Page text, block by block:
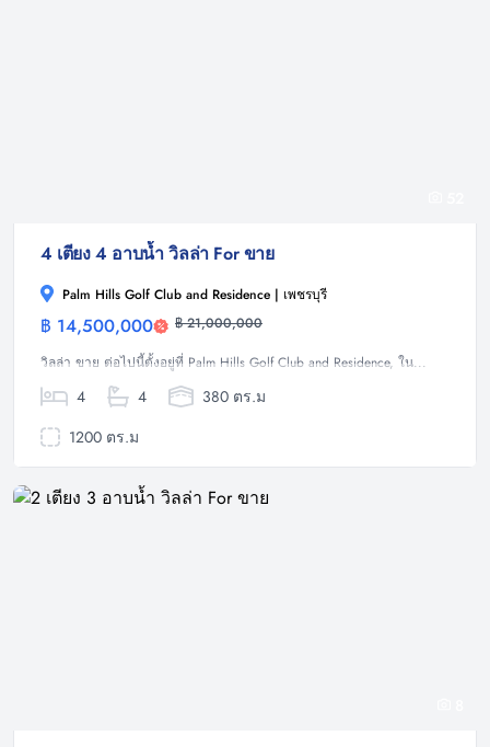
4 เตียง 4 อาบน้ำ วิลล่า For ขาย
Palm Hills Golf Club and Residence | เพชรบุรี
฿ 14,500,000 ฿ 21,000,000
วิลล่า ขาย ต่อไปนี้ตั้งอยู่ที่ Palm Hills Golf Club and Residence, ใน...
4 4
380 ตร.ม
1200 ตร.ม